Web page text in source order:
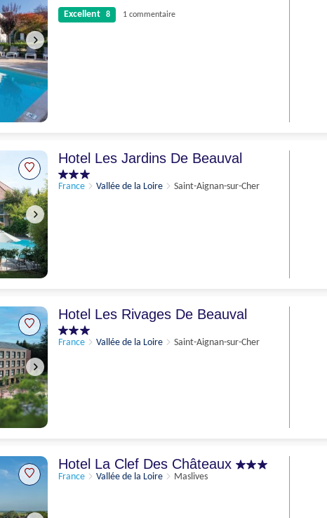
Excellent
8 1 commentaire
Hotel Les Jardins De Beauval
France Vallée de la Loire Saint-Aignan-sur-Cher
Hotel Les Rivages De Beauval
France Vallée de la Loire Saint-Aignan-sur-Cher
Hotel La Clef Des Châteaux
France Vallée de la Loire Maslives